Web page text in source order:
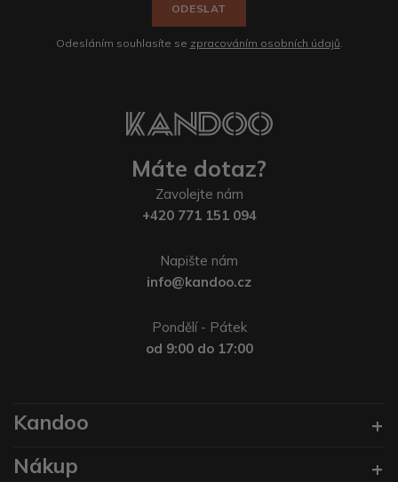
ODESLAT
Odesláním souhlasíte se zpracováním osobních údajů
Máte dotaz?
Zavolejte nám
+420 771 151 094
Napište nám
info@kandoo.cz
Pondělí - Pátek
od 9:00 do 17:00
Kandoo
Nákup